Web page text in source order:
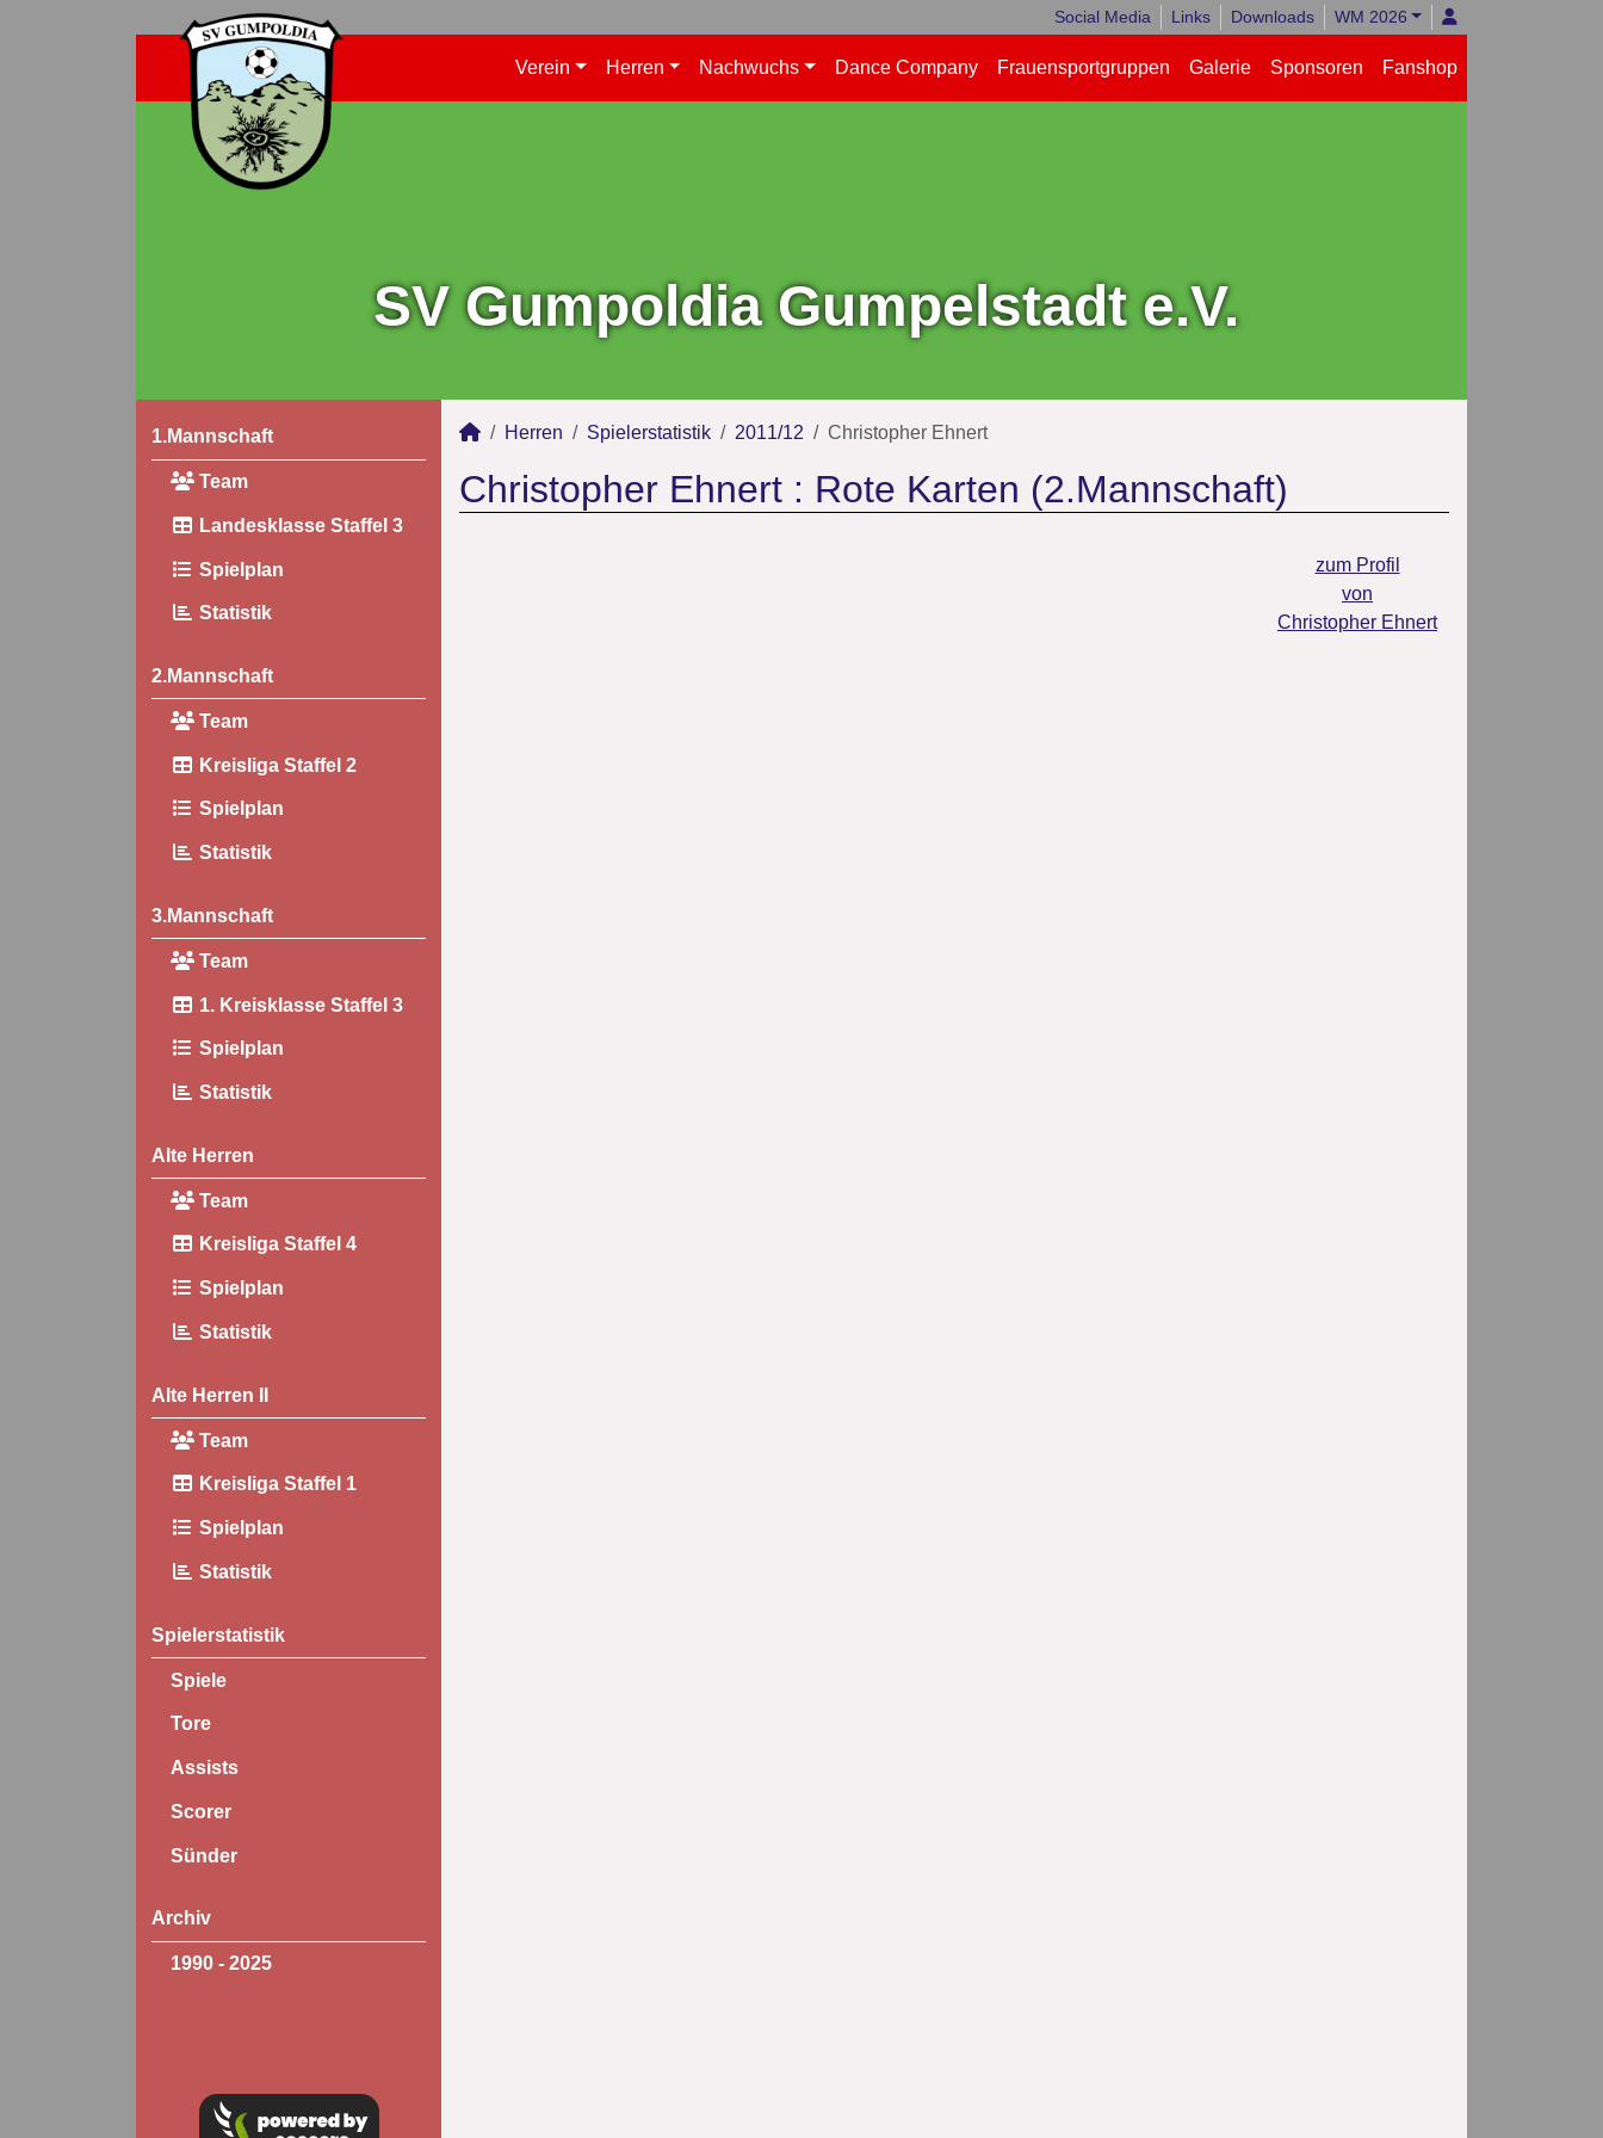
Social Media Links Downloads WM 2026
Verein Herren Nachwuchs Dance Company Frauensportgruppen Galerie Sponsoren Fanshop
SV Gumpoldia Gumpelstadt e.V.
1.Mannschaft
Team
Landesklasse Staffel 3
Spielplan
Statistik
2.Mannschaft
Team
Kreisliga Staffel 2
Spielplan
Statistik
3.Mannschaft
Team
1. Kreisklasse Staffel 3
Spielplan
Statistik
Alte Herren
Team
Kreisliga Staffel 4
Spielplan
Statistik
Alte Herren II
Team
Kreisliga Staffel 1
Spielplan
Statistik
Spielerstatistik
Spiele
Tore
Assists
Scorer
Sünder
Archiv
1990 - 2025
Herren Spielerstatistik 2011/12 Christopher Ehnert
Christopher Ehnert : Rote Karten (2.Mannschaft)
zum Profil
von
Christopher Ehnert